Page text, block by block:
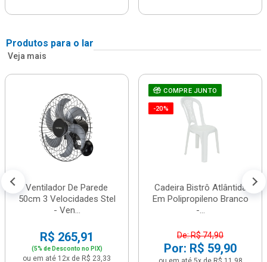
Produtos para o lar
Veja mais
Ventilador De Parede
50cm 3 Velocidades Stel
- Ven...
R$ 265,91
(5% de Desconto no PIX)
ou em até 12x de R$ 23,33
COMPRE JUNTO
-20%
Cadeira Bistrô Atlântida
Em Polipropileno Branco
-...
De: R$ 74,90
Por: R$ 59,90